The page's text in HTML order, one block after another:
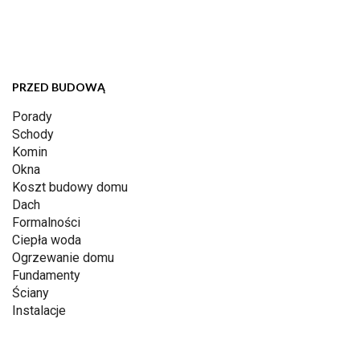
PRZED BUDOWĄ
Porady
Schody
Komin
Okna
Koszt budowy domu
Dach
Formalności
Ciepła woda
Ogrzewanie domu
Fundamenty
Ściany
Instalacje